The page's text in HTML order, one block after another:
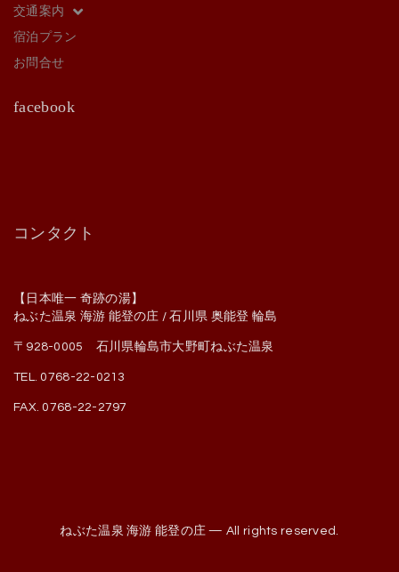
交通案内
宿泊プラン
お問合せ
facebook
コンタクト
【日本唯一 奇跡の湯】
ねぶた温泉 海游 能登の庄 / 石川県 奥能登 輪島
〒928-0005 石川県輪島市大野町ねぶた温泉
TEL. 0768-22-0213
FAX. 0768-22-2797
ねぶた温泉 海游 能登の庄 — All rights reserved.